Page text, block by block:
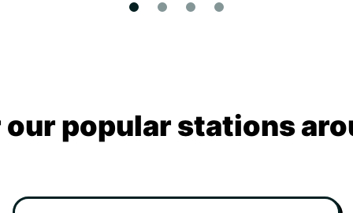
popular stations